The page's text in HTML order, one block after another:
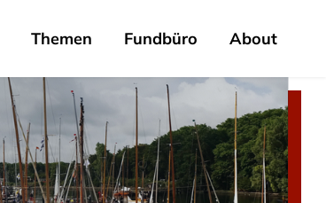
Themen Fundbüro About